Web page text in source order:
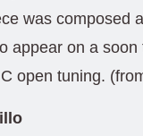
was composed
appear on a
open tuning.